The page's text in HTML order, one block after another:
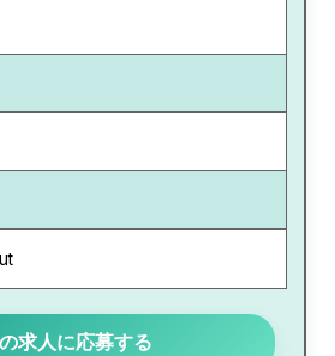
求人に応募する